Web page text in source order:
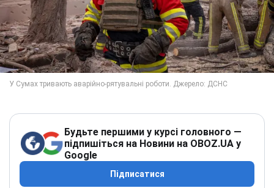
Будьте першими у курсі головного —
підпишіться на Новини на OBOZ.UA у
Google
Підписатися